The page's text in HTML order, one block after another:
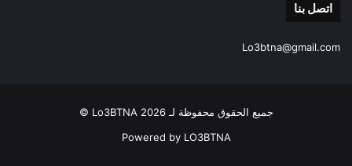
اتصل بنا
Lo3btna@gmail.com
جميع الحقوق محفوظة لـ Lo3BTNA 2026 ©
Powered by LO3BTNA